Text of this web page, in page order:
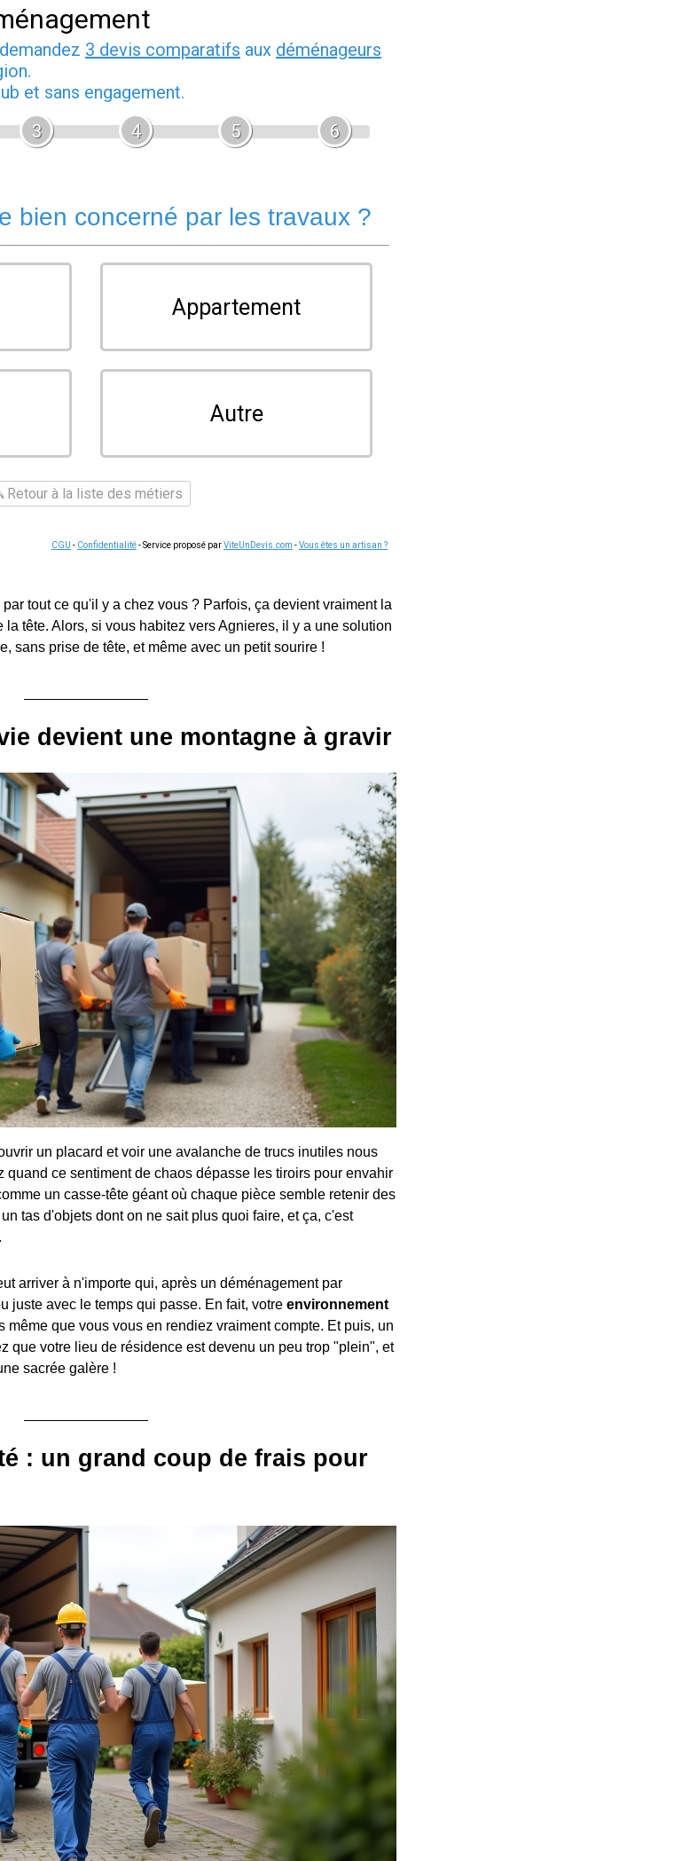
3 devis comparatifs aux déménageurs
et sans engagement.
3 4 5 6
bien concerné par les travaux ?
Appartement
Autre
Retour à la liste des métiers
CGU - Confidentialité- Service proposé parViteUnDevis.com -Vous êtes un artisan ?
tout ce qu'il y a chez vous ? Parfois, ça devient vraiment la
tête. Alors, si vous habitez vers Agnieres, il y a une solution
sans prise de tête, et même avec un petit sourire !
devient une montagne à gravir
un placard et voir une avalanche de trucs inutiles nous
quand ce sentiment de chaos dépasse les tiroirs pour envahir
un casse-tête géant où chaque pièce semble retenir des
tas d'objets dont on ne sait plus quoi faire, et ça, c'est
arriver à n'importe qui, après un déménagement par
juste avec le temps qui passe. En fait, votre environnement
même que vous vous en rendiez vraiment compte. Et puis, un
que votre lieu de résidence est devenu un peu trop "plein", et
sacrée galère !
: un grand coup de frais pour